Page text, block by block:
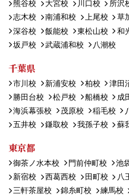
熊谷校 大宮校 川口校 所沢
志木校
南浦和校 上尾校 草
深谷校
飯能校 東松山校 和
坂戸校
武蔵浦和校 八潮校
千葉県
市川校 新浦安校 柏校 津田
勝田台校
松戸校 船橋校 成
海浜幕張校
茂原校 稲毛校
五井校
鎌取校 我孫子校 蘇
東京都
御茶ノ水本校 門前仲町校 池
新宿校
西葛西校 田町校 八
三軒茶屋校
錦糸町校 練馬校